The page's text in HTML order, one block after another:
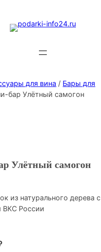
для вина / Бары для
бар Улётный самогон
Улётный самогон
из натурального дерева с
ВКС России